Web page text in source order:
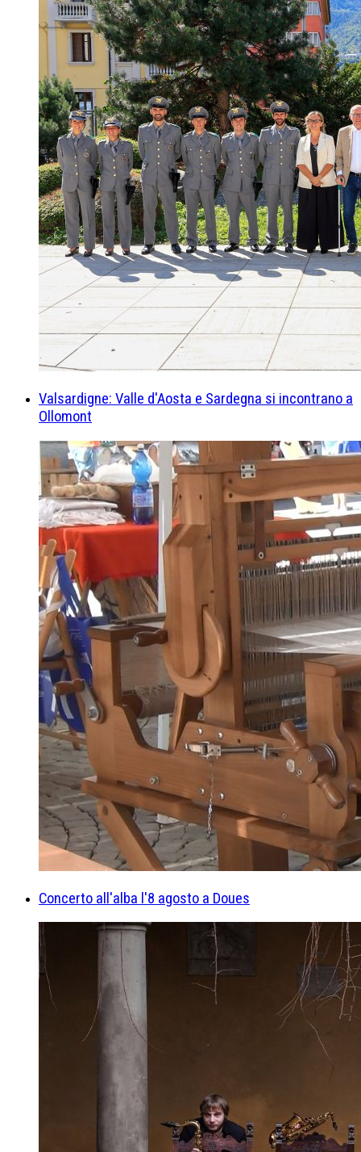
Valsardigne: Valle d'Aosta e Sardegna si incontrano a
Ollomont
Concerto all'alba l'8 agosto a Doues